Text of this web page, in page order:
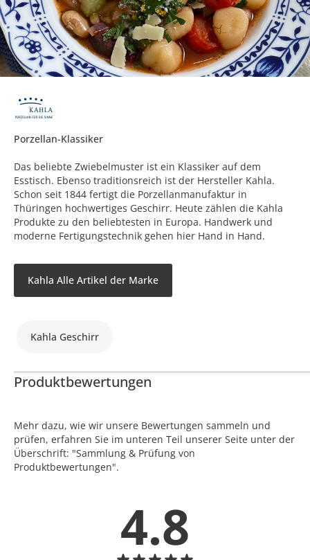
Porzellan-Klassiker
Das beliebte Zwiebelmuster ist ein Klassiker auf dem
Esstisch. Ebenso traditionsreich ist der Hersteller Kahla.
Schon seit 1844 fertigt die Porzellanmanufaktur in
Thüringen hochwertiges Geschirr. Heute zählen die Kahla
Produkte zu den beliebtesten in Europa. Handwerk und
moderne Fertigungstechnik gehen hier Hand in Hand.
Kahla Alle Artikel der Marke
Kahla Geschirr
Produktbewertungen
Mehr dazu, wie wir unsere Bewertungen sammeln und
prüfen, erfahren Sie im unteren Teil unserer Seite unter der
Überschrift: "Sammlung & Prüfung von
Produktbewertungen".
4.8